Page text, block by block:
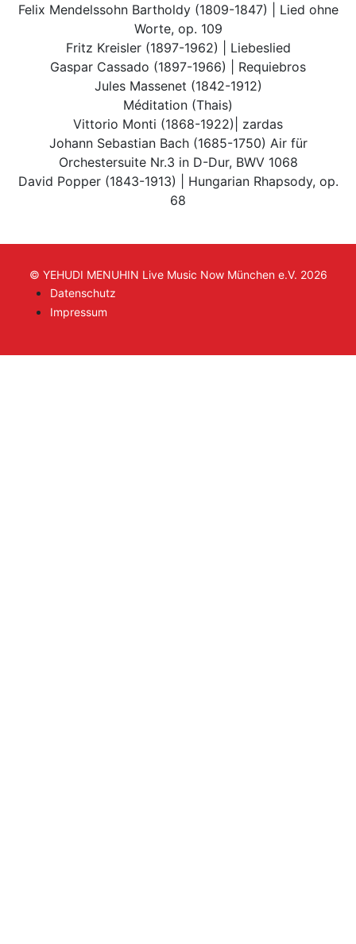
Felix Mendelssohn Bartholdy (1809-1847) | Lied ohne
Worte, op. 109
Fritz Kreisler (1897-1962) | Liebeslied
Gaspar Cassado (1897-1966) | Requiebros
Jules Massenet (1842-1912)
Méditation (Thais)
Vittorio Monti (1868-1922)| zardas
Johann Sebastian Bach (1685-1750) Air für
Orchestersuite Nr.3 in D-Dur, BWV 1068
David Popper (1843-1913) | Hungarian Rhapsody, op.
68
© YEHUDI MENUHIN Live Music Now München e.V. 2026
Datenschutz
Impressum